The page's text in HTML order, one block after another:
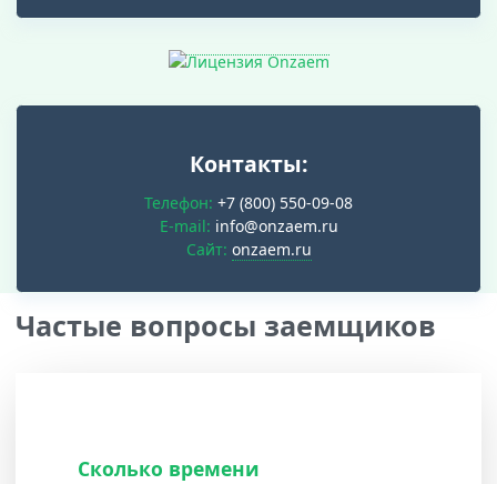
Контакты:
Телефон: +7 (800) 550-09-08
E-mail: info@onzaem.ru
Cайт: onzaem.ru
Частые вопросы заемщиков
Сколько времени